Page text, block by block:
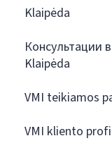
Klaipėda
Консультации
Klaipėda
VMI teikiamos
VMI kliento